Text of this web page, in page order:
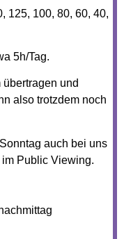
125, 100, 80, 60, 40,
5h/Tag.
und
also trotzdem noch
auch bei uns
Public Viewing.